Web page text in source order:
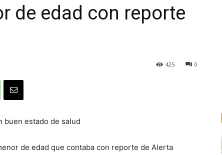
de edad con reporte
0
425
buen estado de salud
de edad que contaba con reporte de Alerta